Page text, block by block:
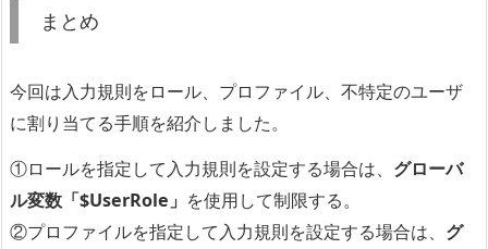
まとめ
今回は入力規則をロール、プロファイル、不特定のユーザ
に割り当てる手順を紹介しました。
①ロールを指定して入力規則を設定する場合は、 グローバ
ル変数「$UserRole」 を使用して制限する。
②プロファイルを指定して入力規則を設定する場合は、 グ